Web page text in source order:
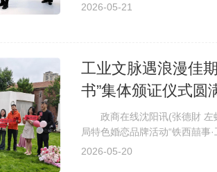
2026-05-21
工业文脉遇浪漫佳
书”集体颁证仪式圆
政商在线沈阳讯(张德財 左
局特色婚恋品牌活动“铁西囍事
馨的氛围中，21对新人身着盛
2026-05-20